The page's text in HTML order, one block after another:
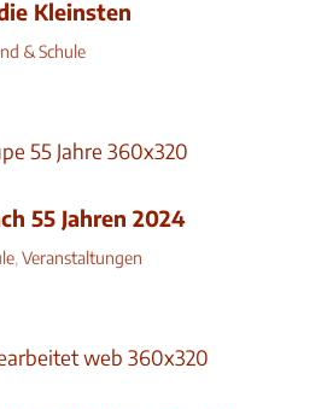
Kleinsten
& Schule
55 Jahren 2024
,Veranstaltungen